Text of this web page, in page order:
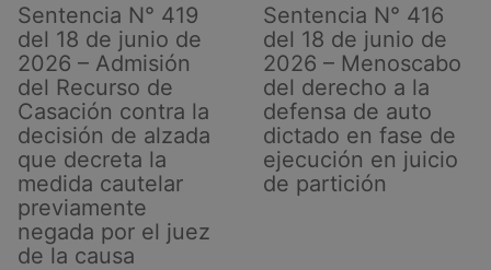
Nulidad
de
Acta
de
Asamblea
Sentencia N° 419
del 18 de junio de
2026 – Admisión
del Recurso de
Casación contra la
decisión de alzada
que decreta la
medida cautelar
previamente
negada por el juez
de la causa
Sentencia N° 416
del 18 de junio de
2026 – Menoscabo
del derecho a la
defensa de auto
dictado en fase de
ejecución en juicio
de partición